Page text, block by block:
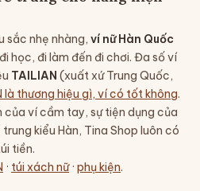
sắc nhẹ nhàng, ví nữ Hàn Quốc
học, đi làm đến đi chơi. Đa số ví
TAILIAN (xuất xứ Trung Quốc,
là thương hiệu gì, ví có tốt không.
ví cầm tay, sự tiện dụng của
kiểu Hàn, Tina Shop luôn có
tiền.
· túi xách nữ· phụ kiện.